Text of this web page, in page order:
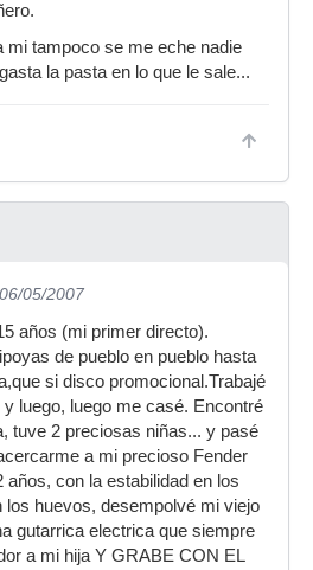
mi tampoco se me eche nadie
la pasta en lo que le sale...
05/2007
años (mi primer directo).
de pueblo en pueblo hasta
si disco promocional.Trabajé
luego, luego me casé. Encontré
tuve 2 preciosas niñas... y pasé
a mi precioso Fender
años, con la estabilidad en los
los huevos, desempolvé mi viejo
gutarrica electrica que siempre
a mi hija Y GRABE CON EL